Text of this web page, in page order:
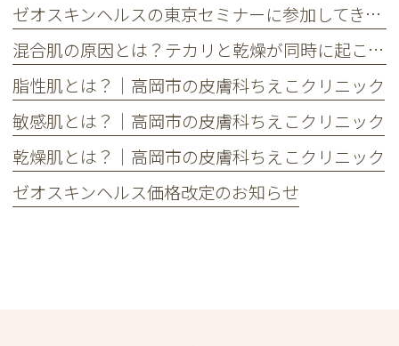
ゼオスキンヘルスの東京セミナーに参加してきました
混合肌の原因とは？テカリと乾燥が同時に起こる理由とケア方法
脂性肌とは？｜高岡市の皮膚科ちえこクリニック
敏感肌とは？｜高岡市の皮膚科ちえこクリニック
乾燥肌とは？｜高岡市の皮膚科ちえこクリニック
ゼオスキンヘルス価格改定のお知らせ